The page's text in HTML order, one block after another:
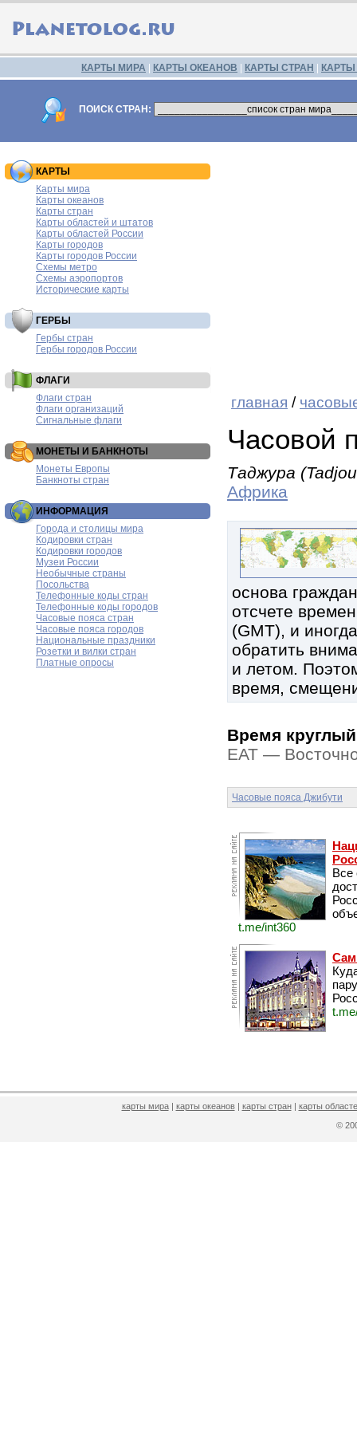
КАРТЫ МИРА КАРТЫ ОКЕАНОВ КАРТЫ СТРАН
ПОИСК СТРАН:
КАРТЫ
Карты мира
Карты океанов
Карты стран
Карты областей и штатов
Карты областей России
Карты городов
Карты городов России
Схемы метро
Схемы аэропортов
Исторические карты
ГЕРБЫ
Гербы стран
Гербы городов России
ФЛАГИ
Флаги стран
Флаги организаций
Сигнальные флаги
МОНЕТЫ И БАНКНОТЫ
Монеты Европы
Банкноты стран
ИНФОРМАЦИЯ
Города и столицы мира
Кодировки стран
Кодировки городов
Музеи России
Необычные страны
Посольства
Телефонные коды стран
Телефонные коды городов
Часовые пояса стран
Часовые пояса городов
Национальные праздники
Розетки и вилки стран
Платные опросы
главная /
Часовой
Таджура
Африка
основа
отсчете
(GMT), и
обратить
и летом.
время,
Время
EAT —
Часовые пояса Джибути
Все
t.me/int360
карты мира| карты океанов| карты стран| карты
©